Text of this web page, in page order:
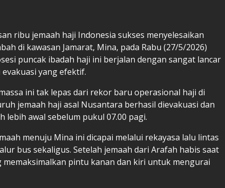
ribu jemaah haji Indonesia sukses menyelesaikan
di kawasan Jamarat, Mina, pada Rabu (27/5/2026)
puncak ibadah haji ini berjalan dengan sangat lancar
yang efektif.
ini tak lepas dari rekor baru operasional haji di
jemaah haji asal Nusantara berhasil dievakuasi dan
lebih awal sebelum pukul 07.00 pagi.
menuju Mina ini dicapai melalui rekayasa lalu lintas
bus sekaligus. Setelah jemaah dari Arafah habis saat
pintu kanan dan kiri untuk mengurai